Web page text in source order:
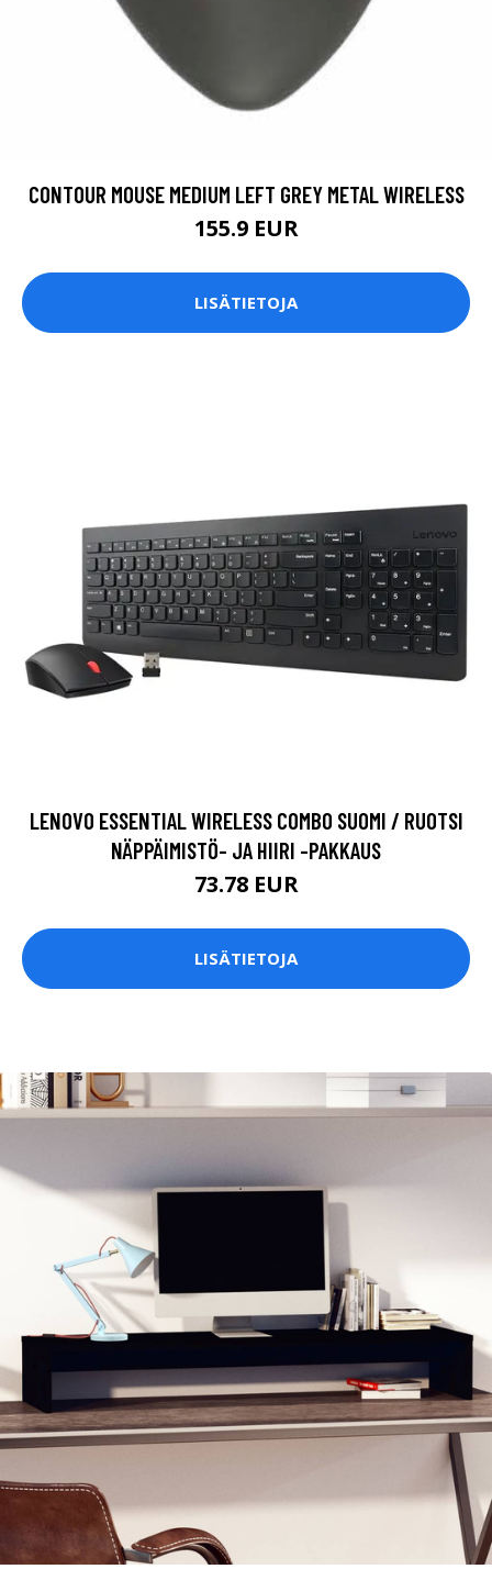
CONTOUR MOUSE MEDIUM LEFT GREY METAL WIRELESS
155.9 EUR
LISÄTIETOJA
LENOVO ESSENTIAL WIRELESS COMBO SUOMI / RUOTSI
NÄPPÄIMISTÖ- JA HIIRI -PAKKAUS
73.78 EUR
LISÄTIETOJA